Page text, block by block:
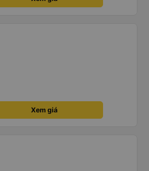
vào ban đêm để tránh làm
Xem giá